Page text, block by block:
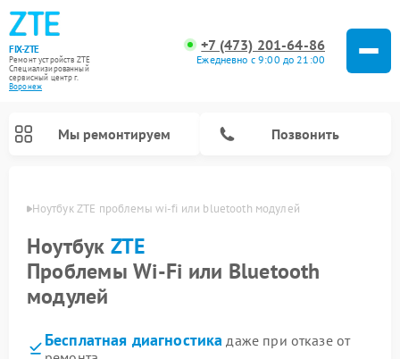
FIX-ZTE
Ремонт устройств ZTE
Специализированный
cервисный центр г.
Воронеж
+7 (473) 201-64-86
Ежедневно с 9:00 до 21:00
Мы ремонтируем Позвонить
Ноутбук ZTE проблемы wi‑fi или bluetooth модулей
Ноутбук ZTE
Проблемы Wi‑Fi или Bluetooth
модулей
Бесплатная диагностика даже при отказе от